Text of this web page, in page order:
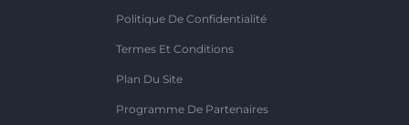
Politique De Confidentialité
Termes Et Conditions
Plan Du Site
Programme De Partenaires